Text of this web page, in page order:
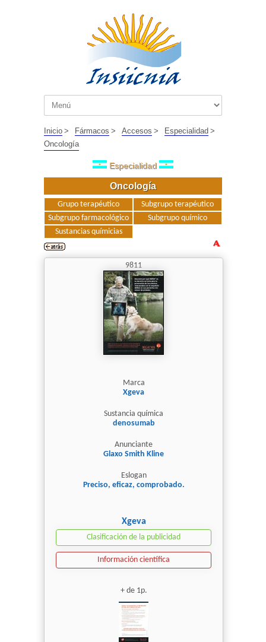
Inicio > Fármacos > Accesos > Especialidad >
Oncología
Especialidad
Oncología
Grupo terapéutico
Subgrupo terapéutico
Subgrupo farmacológico
Subgrupo químico
Sustancias químicias
9811
Marca
Xgeva
Sustancia química
denosumab
Anunciante
Glaxo Smith Kline
Eslogan
Preciso, eficaz, comprobado.
Xgeva
Clasificación de la publicidad
Información científica
+ de 1p.